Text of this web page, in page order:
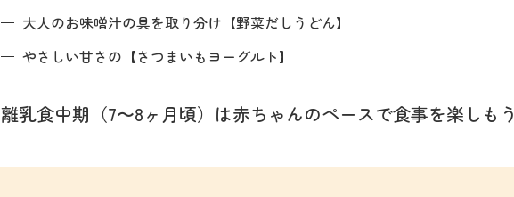
大人のお味噌汁の具を取り分け【野菜だしうどん】
やさしい甘さの【さつまいもヨーグルト】
離乳食中期（7〜8ヶ月頃）は赤ちゃんのペースで食事を楽しもう